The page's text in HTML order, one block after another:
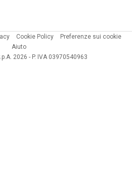
Cookie Policy
Preferenze sui cookie
Aiuto
2026 - P. IVA 03970540963